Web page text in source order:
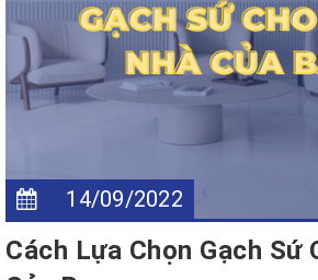
14/09/2022
Cách Lựa Chọn Gạch Sứ